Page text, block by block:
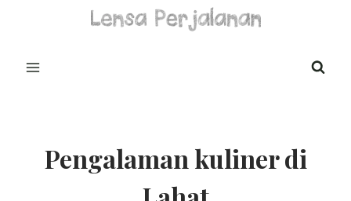
Pengalaman kuliner di